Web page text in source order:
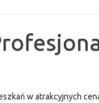
w atrakcyjnych